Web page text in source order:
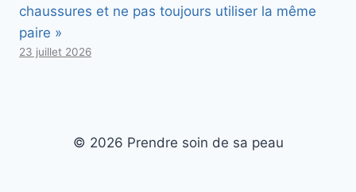
chaussures et ne pas toujours utiliser la même
paire »
23 juillet 2026
© 2026 Prendre soin de sa peau